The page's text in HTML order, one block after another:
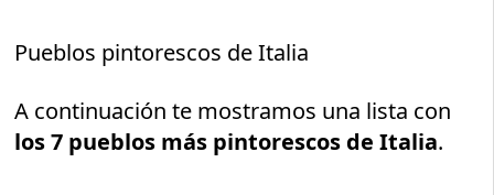
Pueblos pintorescos de Italia
A continuación te mostramos una lista con
los 7 pueblos más pintorescos de Italia.